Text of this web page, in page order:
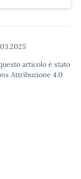
articolo è stato
Attribuzione 4.0